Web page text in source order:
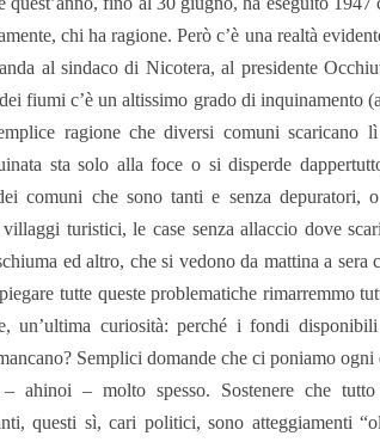
chi ha ragione. Però c’è una realtà
al sindaco di Nicotera, al presidente
fiumi c’è un altissimo grado di inquinamento
ragione che diversi comuni scaricano lì
sta solo alla foce o si disperde
comuni che sono tanti e senza depuratori,
turistici, le case senza allaccio dove
ed altro, che si vedono da mattina a sera
tutte queste problematiche rimarremmo
un’ultima curiosità: perché i fondi
Semplici domande che ci poniamo
ahinoi – molto spesso. Sostenere che
questi sì, cari politici, sono atteggiamenti